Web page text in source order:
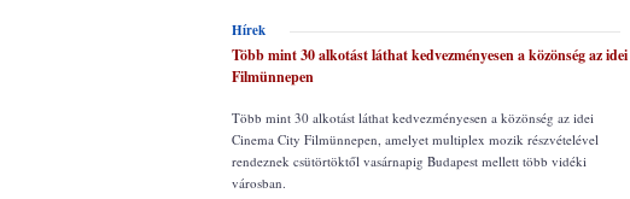
Hírek
Több mint 30 alkotást láthat kedvezményesen a közönség az idei
Filmünnepen
Több mint 30 alkotást láthat kedvezményesen a közönség az idei
Cinema City Filmünnepen, amelyet multiplex mozik részvételével
rendeznek csütörtöktől vasárnapig Budapest mellett több vidéki
városban.